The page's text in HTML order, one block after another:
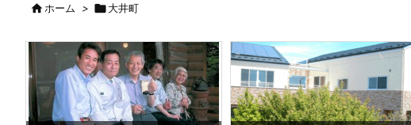
ホーム > 大井町